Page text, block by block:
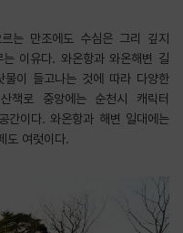
는 만조에도 수심은 그리 깊지
이유다. 와온항과 와온해변 길
이 들고나는 것에 따라 다양한
책로 중앙에는 순천시 캐릭터
간이다. 와온항과 해변 일대에는
도 여럿이다.